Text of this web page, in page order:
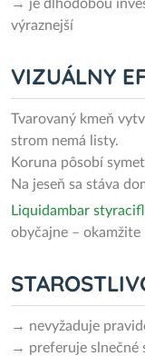
→ je dlhodobou
výraznejší
VIZUÁLNY
Tvarovaný kmeň
strom nemá listy.
Koruna pôsobí
Na jeseň sa stáva
Liquidambar
obyčajne – okamžite
→ nevyžaduje
→ preferuje slnečné